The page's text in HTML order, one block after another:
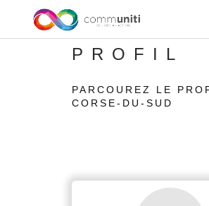
PROFIL
PARCOUREZ LE
CORSE-DU-SUD